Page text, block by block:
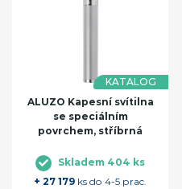
KATALOG
ALUZO Kapesní svítilna
se speciálním
povrchem, stříbrná
Skladem 404 ks
+ 27 179 ks do 4-5 prac.